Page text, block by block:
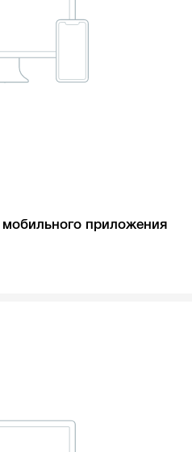
приложения